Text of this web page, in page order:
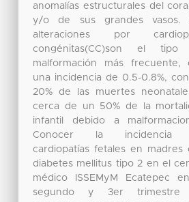
anomalías estructurales del
y/o de sus grandes vasos.
alteraciones por
congénitas(CC)son el tipo
malformación más frecuente,
una incidencia de 0.5-0.8%,
20% de las muertes
cerca de un 50% de la
infantil debido a
Conocer la incidencia
cardiopatías fetales en madres
diabetes mellitus tipo 2 en el
médico ISSEMyM Ecatepec
segundo y 3er trimestre